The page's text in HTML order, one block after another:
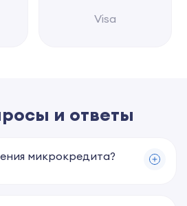
Visa
и ответы
микрокредита?